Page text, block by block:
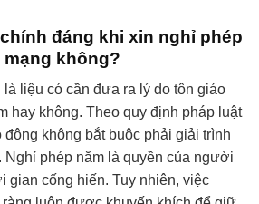
đáng khi xin nghỉ phép
không?
là liệu có cần đưa ra lý do tôn giáo
hay không. Theo quy định pháp luật
không bắt buộc phải giải trình
Nghỉ phép năm là quyền của người
gian cống hiến. Tuy nhiên, việc